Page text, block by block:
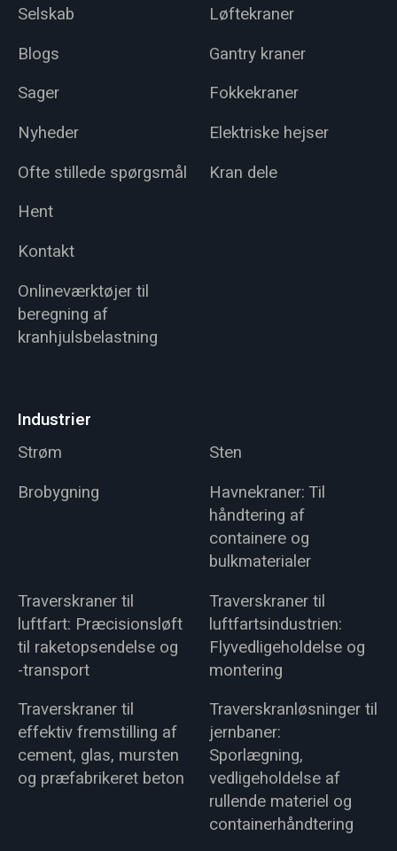
Selskab
Blogs
Sager
Nyheder
Ofte stillede spørgsmål
Hent
Kontakt
Onlineværktøjer til
beregning af
kranhjulsbelastning
Løftekraner
Gantry kraner
Fokkekraner
Elektriske hejser
Kran dele
Industrier
Strøm
Sten
Brobygning
Havnekraner: Til
håndtering af
containere og
bulkmaterialer
Traverskraner til
luftfart: Præcisionsløft
til raketopsendelse og
-transport
Traverskraner til
luftfartsindustrien:
Flyvedligeholdelse og
montering
Traverskraner til
effektiv fremstilling af
cement, glas, mursten
og præfabrikeret beton
Traverskranløsninger til
jernbaner:
Sporlægning,
vedligeholdelse af
rullende materiel og
containerhåndtering